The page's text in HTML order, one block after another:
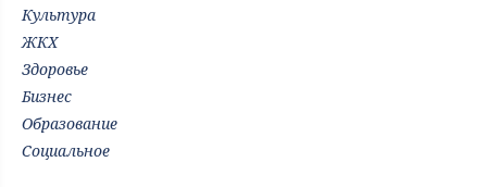
Культура
ЖКХ
Здоровье
Бизнес
Образование
Социальное